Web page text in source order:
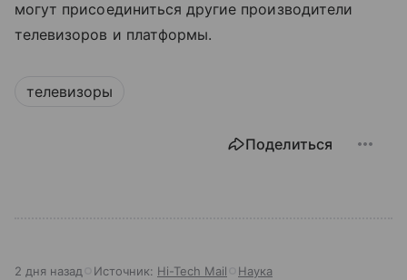
могут присоединиться другие производители
телевизоров и платформы.
телевизоры
Поделиться
2 дня назад Источник: Hi-Tech Mail Наука